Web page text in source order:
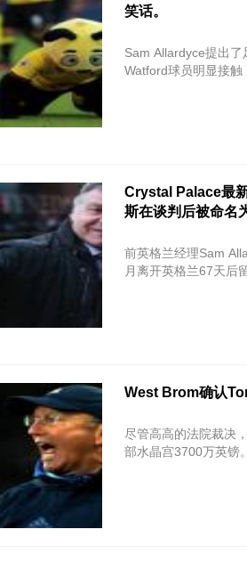
笑话。
Sam Allardyce提出
Watford球员明显接触
Crystal Palace最
斯在谈判后被命名
前英格兰经理Sam
月离开英格兰67天后
West Brom确认
尽管高高的法院裁决
部水晶宫3700万英镑